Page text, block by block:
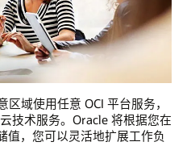
域使用任意 OCI 平台服务，
技术服务。Oracle 将根据您在
值，您可以灵活地扩展工作负